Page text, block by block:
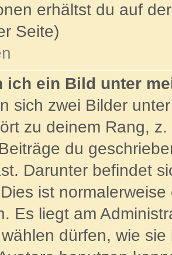
erhältst du auf
Seite)
ich ein Bild unter
sich zwei Bilder
zu deinem Rang,
du
Darunter befindet
ist
Es liegt am
dürfen, wie